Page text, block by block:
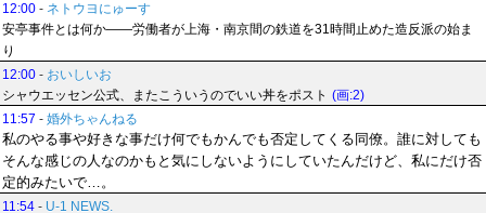
12:00 - ネトウヨにゅーす
安亭事件とは何か——労働者が上海・南京間の鉄道を31時間止めた造反派の始ま
り
12:00 - おいしいお
シャウエッセン公式、またこういうのでいい丼をポスト (画:2)
11:57 - 婚外ちゃんねる
私のやる事や好きな事だけ何でもかんでも否定してくる同僚。誰に対しても
そんな感じの人なのかもと気にしないようにしていたんだけど、私にだけ否
定的みたいで…。
11:54 - U-1 NEWS.